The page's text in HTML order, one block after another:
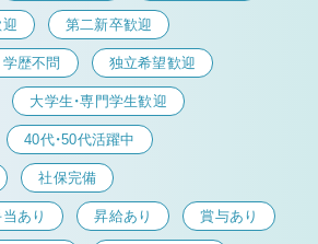
第二新卒歓迎
学歴不問 独立希望歓迎
大学生・専門学生歓迎
40代・50代活躍中
社保完備
あり 昇給あり 賞与あり